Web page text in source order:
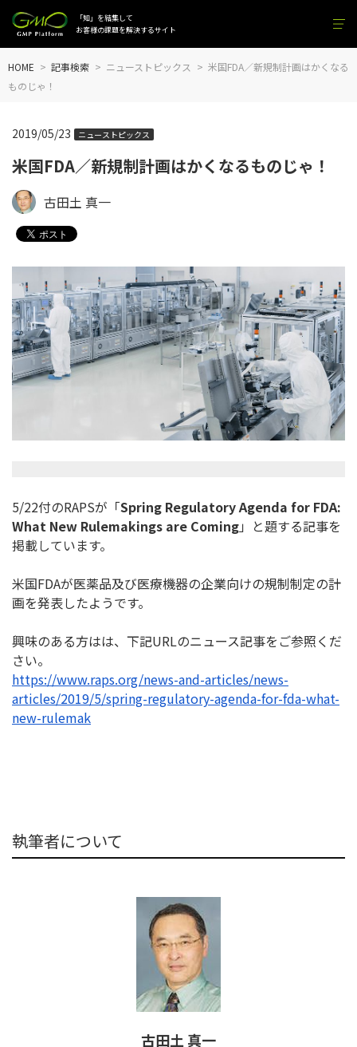
「知」を結集して
お客様の課題を解決するサイト
HOME 記事検索 ニューストピックス
米国FDA／新規制計画はかくなる
ものじゃ！
米国FDA／新規制計画はかくなるものじゃ！
2019/05/23 ニューストピックス
古田土 真一
5/22付のRAPSが「Spring Regulatory Agenda for FDA:
What New Rulemakings are Coming」と題する記事を
掲載しています。
米国FDAが医薬品及び医療機器の企業向けの規制制定の計
画を発表したようです。
興味のある方はは、下記URLのニュース記事をご参照くだ
さい。
https://www.raps.org/news-and-articles/news-
articles/2019/5/spring-regulatory-agenda-for-fda-what-
new-rulemak
執筆者について
古田土 真一